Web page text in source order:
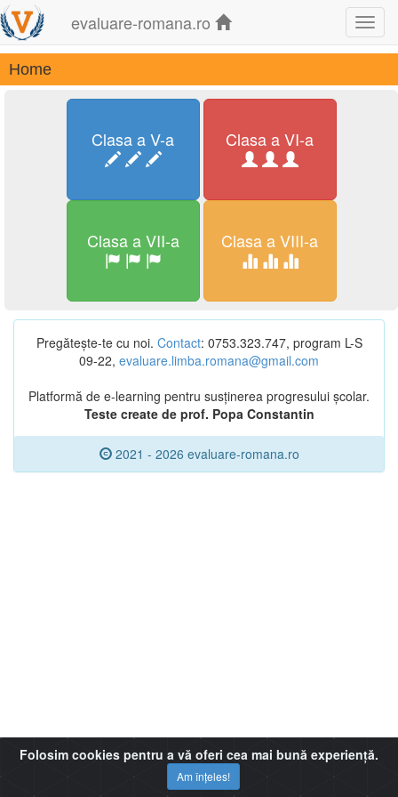
evaluare-romana.ro
Home
Clasa a V-a Clasa a VI-a
Clasa a VII-a Clasa a VIII-a
Pregătește-te cu noi. Contact: 0753.323.747, program L-S
09-22, evaluare.limba.romana@gmail.com
Platformă de e-learning pentru susținerea progresului școlar.
Teste create de prof. Popa Constantin
2021 - 2026 evaluare-romana.ro
Folosim cookies pentru a vă oferi cea mai bună experiență.
Am înțeles!